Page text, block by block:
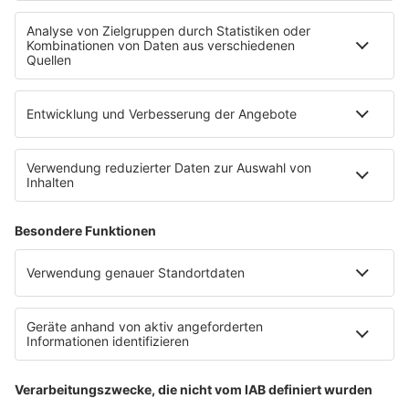
Fahrradparkhaus
Die Uniklinik Tübingen hat ein neues Fahrradparkhaus
eröffnet. Direkt an der Medizinischen Klinik bietet es
E-Bikes über eine Photovoltaikanlage auf dem …
Impressum
Datenschutzerklärung